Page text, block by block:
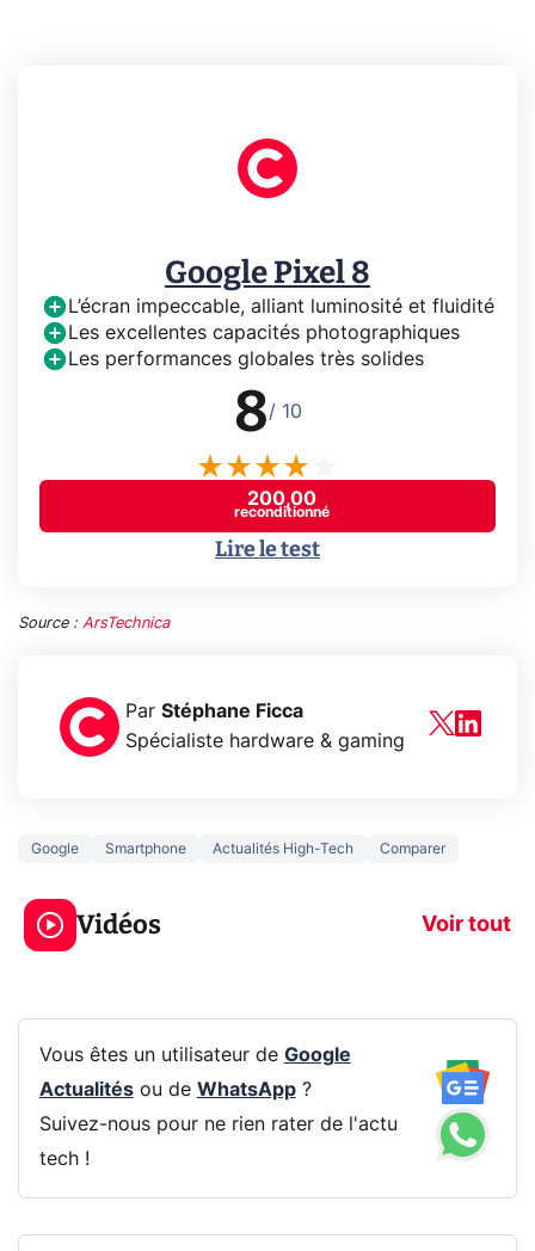
Google Pixel 8
L’écran impeccable, alliant luminosité et fluidité
Les excellentes capacités photographiques
Les performances globales très solides
8/ 10
200,00
reconditionné
Lire le test
Source : ArsTechnica
Par Stéphane Ficca
Spécialiste hardware & gaming
Google Smartphone Actualités High-Tech Comparer
Vidéos Voir tout
5 générations de
jeux dans la
prochaine Xbox !
Ce que vous
navigation
Vous êtes un utilisateur de Google
Actualitésou de WhatsApp?
Suivez-nous pour ne rien rater de l'actu
tech !